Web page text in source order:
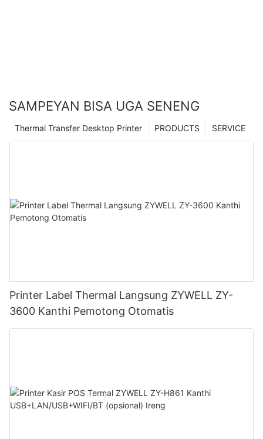
SAMPEYAN BISA UGA SENENG
SERVICE
PRODUCTS
Thermal Transfer Desktop Printer
Printer Label Thermal Langsung ZYWELL ZY-
3600 Kanthi Pemotong Otomatis